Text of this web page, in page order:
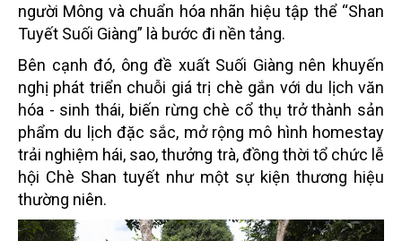
người Mông và chuẩn hóa nhãn hiệu tập thể “Shan
Tuyết Suối Giàng” là bước đi nền tảng.
Bên cạnh đó, ông đề xuất Suối Giàng nên khuyến
nghị phát triển chuỗi giá trị chè gắn với du lịch văn
hóa - sinh thái, biến rừng chè cổ thụ trở thành sản
phẩm du lịch đặc sắc, mở rộng mô hình homestay
trải nghiệm hái, sao, thưởng trà, đồng thời tổ chức lễ
hội Chè Shan tuyết như một sự kiện thương hiệu
thường niên.